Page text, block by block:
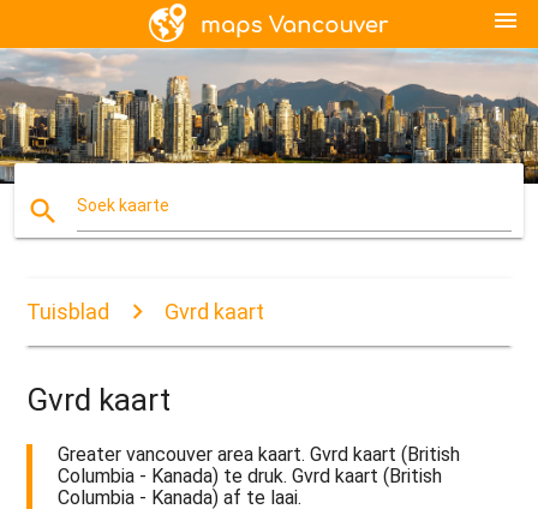
menu
search Soek kaarte
Tuisblad Gvrd kaart
Gvrd kaart
Greater vancouver area kaart. Gvrd kaart (British
Columbia - Kanada) te druk. Gvrd kaart (British
Columbia - Kanada) af te laai.